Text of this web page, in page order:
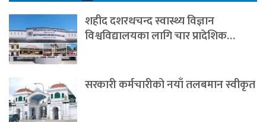
शहीद दशरथचन्द स्वास्थ्य विज्ञान
विश्वविद्यालयका लागि चार प्रादेशिक…
सरकारी कर्मचारीको नयाँ तलबमान स्वीकृत